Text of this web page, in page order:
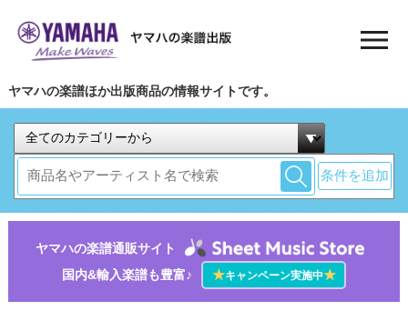
ヤマハの楽譜ほか出版商品の情報サイトです。
条件を追加
ヤマハの楽譜通販サイト
国内&輸入楽譜も豊富♪
★キャンペーン実施中★